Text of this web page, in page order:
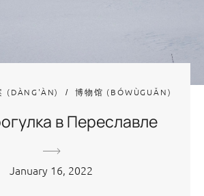
(DÀNG'ÀN) 博物馆 (BÓWÙGUǍN)
в Переславле
January 16, 2022